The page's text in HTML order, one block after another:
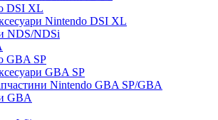
DSI XL
Nintendo DSI XL
NDS/NDSi
GBA SP
GBA SP
Nintendo GBA SP/GBA
GBA